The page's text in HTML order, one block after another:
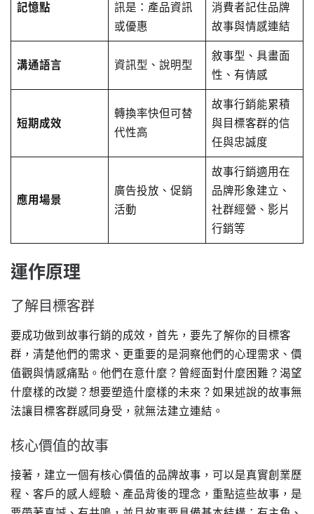
記憶點
訊是：產品資訊
或優惠
消費者記住品牌
故事與情感連結
溝通語言 資訊型、說明型
敘事型、具畫面
性、有情感
短期成效
轉換率快但可替
代性高
故事行銷能累積
與目標客群的信
任與忠誠度
應用場景
廣告投放、促銷
活動
故事行銷適用在
品牌形象建立、
社群經營、影片
行銷等
運作原理
了解目標客群
要成功做到故事行銷的成效，首先，要先了解你的目標客
群，清楚他們的需求、更重要的是洞察他們的心理需求、價
值觀與情感痛點。他們在意什麼？曾經面對什麼困難？渴望
什麼樣的改變？想要塑造什麼樣的未來？如果述說的故事無
法讓目標客群感同身受，就無法建立連結。
核心價值的故事
接著，建立一個有核心價值的品牌故事，可以是真實創業歷
程、客戶的感人經驗、產品背後的理念，重點這些故事，是